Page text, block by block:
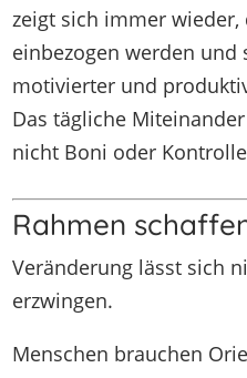
zeigt sich immer
einbezogen werden und
motivierter und
Das tägliche
nicht Boni oder
Rahmen
Veränderung lässt sich
erzwingen.
Menschen brauchen